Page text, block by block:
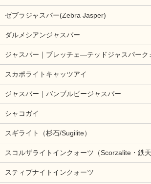
ゼブラジャスパー(Zebra Jasper)
ダルメシアンジャスパー
ジャスパー｜ブレッチェ―テッドジャスパーク
スカポライトキャッツアイ
ジャスパー｜バンブルビージャスパー
シャコガイ
スギライト（杉石/Sugilite）
スコルザライトインクォーツ（Scorzalite・鉄天
スティブナイトインクォーツ